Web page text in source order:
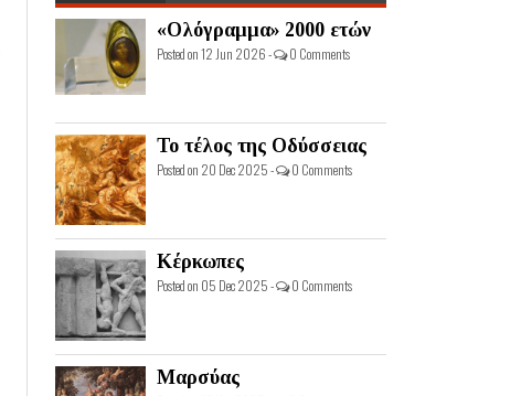
«Ολόγραμμα» 2000 ετών
Posted on 12 Jun 2026 - 0 Comments
Το τέλος της Οδύσσειας
Posted on 20 Dec 2025 - 0 Comments
Κέρκωπες
Posted on 05 Dec 2025 - 0 Comments
Μαρσύας